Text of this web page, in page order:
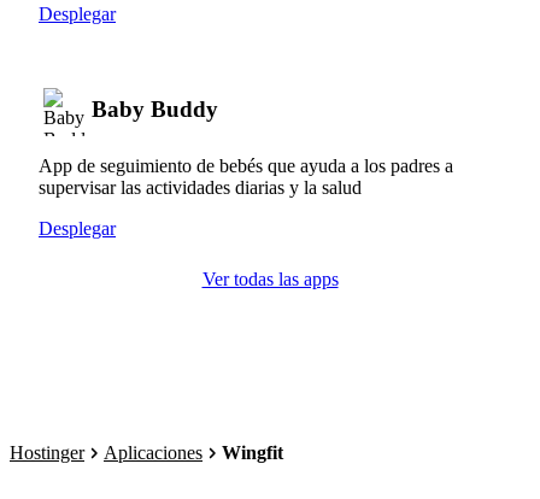
Desplegar
Baby Buddy
App de seguimiento de bebés que ayuda a los padres a
supervisar las actividades diarias y la salud
Desplegar
Ver todas las apps
Hostinger Aplicaciones Wingfit